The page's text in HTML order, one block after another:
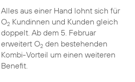
Alles aus einer Hand lohnt sich für
O2Kundinnen und Kunden gleich
doppelt. Ab dem 5. Februar
erweitert O2den bestehenden
Kombi-Vorteil um einen weiteren
Benefit.